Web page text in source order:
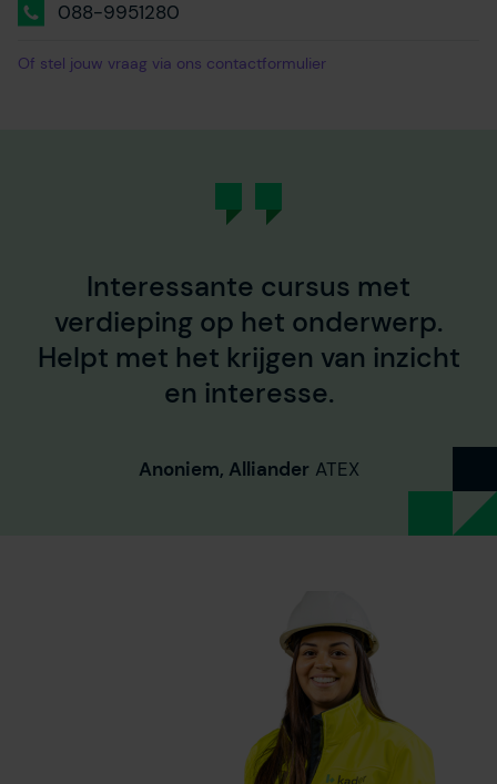
088-9951280
Of stel jouw vraag via ons contactformulier
Interessante cursus met
verdieping op het onderwerp.
Helpt met het krijgen van inzicht
en interesse.
Anoniem, Alliander ATEX